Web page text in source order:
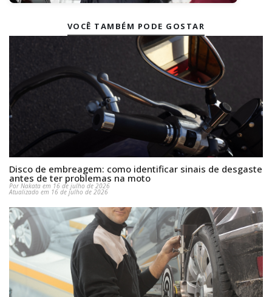
VOCÊ TAMBÉM PODE GOSTAR
Disco de embreagem: como identificar sinais de desgaste
antes de ter problemas na moto
Por Nakata em 16 de julho de 2026
Atualizado em 16 de julho de 2026